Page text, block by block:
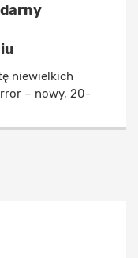
niewielkich
– nowy, 20-